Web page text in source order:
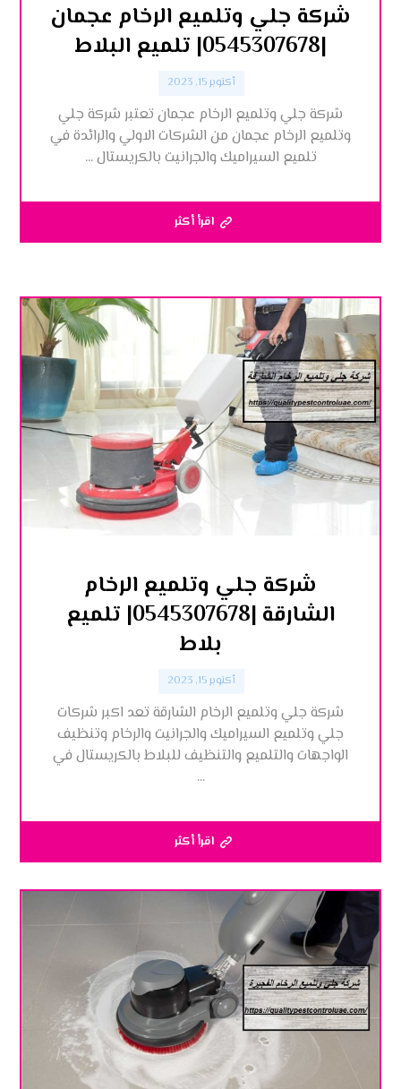
شركة جلي وتلميع الرخام عجمان
|0545307678| تلميع البلاط
أكتوبر 15, 2023
شركة جلي وتلميع الرخام عجمان تعتبر شركة جلي
وتلميع الرخام عجمان من الشركات الاولي والرائدة في
تلميع السيراميك والجرانيت بالكريستال ...
اقرأ أكثر
شركة جلي وتلميع الرخام
الشارقة |0545307678| تلميع
بلاط
أكتوبر 15, 2023
شركة جلي وتلميع الرخام الشارقة تعد اكبر شركات
جلي وتلميع السيراميك والجرانيت والرخام وتنظيف
الواجهات والتلميع والتنظيف للبلاط بالكريستال في
...
اقرأ أكثر